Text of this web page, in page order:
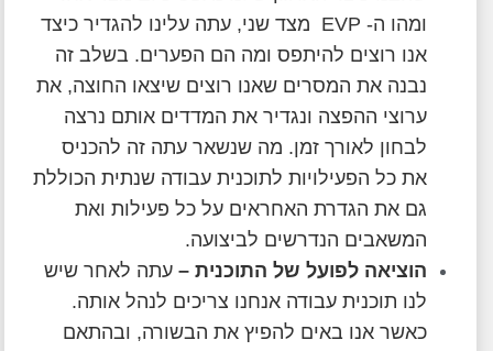
ומהו ה- EVP מצד שני, עתה עלינו להגדיר כיצד
אנו רוצים להיתפס ומה הם הפערים. בשלב זה
נבנה את המסרים שאנו רוצים שיצאו החוצה, את
ערוצי ההפצה ונגדיר את המדדים אותם נרצה
לבחון לאורך זמן. מה שנשאר עתה זה להכניס
את כל הפעילויות לתוכנית עבודה שנתית הכוללת
גם את הגדרת האחראים על כל פעילות ואת
המשאבים הנדרשים לביצועה.
הוציאה לפועל של התוכנית – עתה לאחר שיש
לנו תוכנית עבודה אנחנו צריכים לנהל אותה.
כאשר אנו באים להפיץ את הבשורה, ובהתאם